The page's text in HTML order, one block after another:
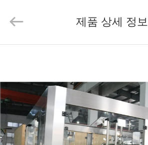
제
품
Road
Enterprise
Co.,LTD.
제품 상세 정보